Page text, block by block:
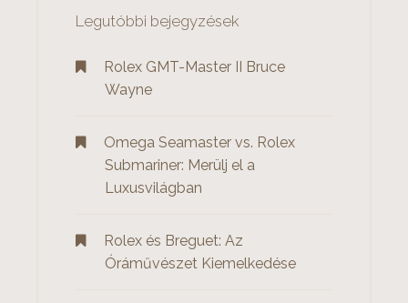
s
i
c
sLegutóbbi bejegyzések
Rolex GMT-Master II Bruce
Wayne
Omega Seamaster vs. Rolex
Submariner: Merülj el a
Luxusvilágban
Rolex és Breguet: Az
Óráművészet Kiemelkedése